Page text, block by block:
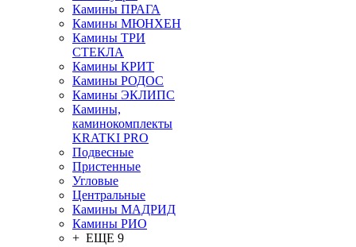
Камины ПРАГА
Камины МЮНХЕН
Камины ТРИ
СТЕКЛА
Камины КРИТ
Камины РОДОС
Камины ЭКЛИПС
Камины,
каминокомплекты
KRATKI PRO
Подвесные
Пристенные
Угловые
Центральные
Камины МАДРИД
Камины РИО
+ ЕЩЕ 9